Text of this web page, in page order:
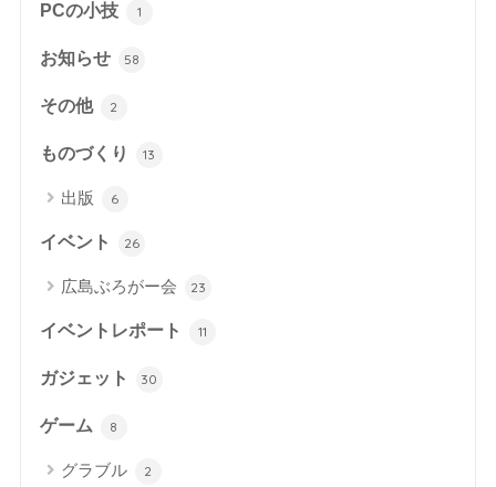
PCの小技 1
お知らせ 58
その他 2
ものづくり 13
出版 6
イベント 26
広島ぶろがー会 23
イベントレポート 11
ガジェット 30
ゲーム 8
グラブル 2